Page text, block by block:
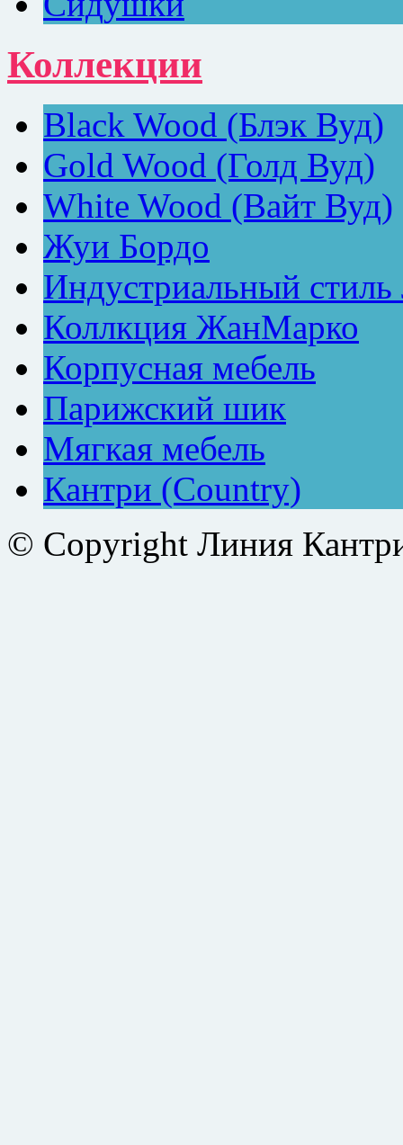
Коллекции
Black Wood (Блэк Вуд)
Gold Wood (Голд Вуд)
White Wood (Вайт Вуд)
Жуи Бордо
Индустриальный
Коллкция ЖанМарко
Корпусная мебель
Парижский шик
Мягкая мебель
Кантри (Country)
© Copyright Линия